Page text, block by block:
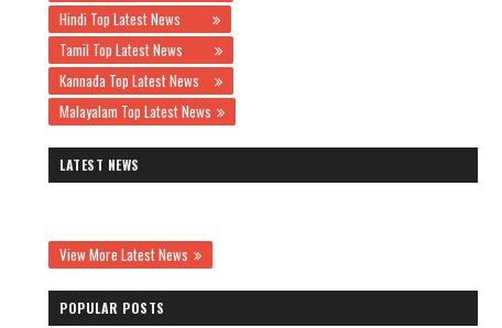
Hindi Top Latest News
Tamil Top Latest News
Kannada Top Latest News
Malayalam Top Latest News
LATEST NEWS
View More Latest News
POPULAR POSTS